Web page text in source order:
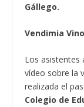
Gállego.
Vendimia
Los asistentes
vídeo sobre la
realizada el
Colegio de